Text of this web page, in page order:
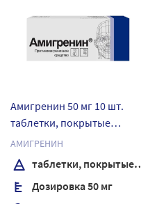
Амигренин 50 мг 10 шт.
таблетки, покрытые
пленочной оболочкой
АМИГРЕНИН
таблетки, покрытые пленочной оболочкой
Дозировка 50 мг